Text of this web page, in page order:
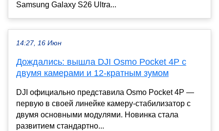
Samsung Galaxy S26 Ultra...
14:27, 16 Июн
Дождались: вышла DJI Osmo Pocket 4P с
двумя камерами и 12-кратным зумом
DJI официально представила Osmo Pocket 4P —
первую в своей линейке камеру-стабилизатор с
двумя основными модулями. Новинка стала
развитием стандартно...